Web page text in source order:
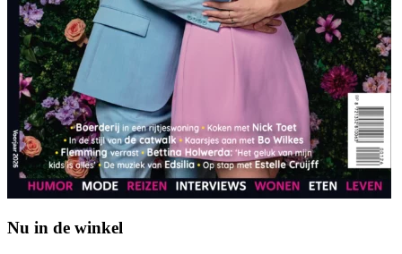
Nu in de winkel